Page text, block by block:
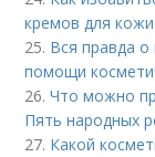
кремов для кожи
25. Вся правда
помощи
26.Что можно
Пять народных
27. Какой